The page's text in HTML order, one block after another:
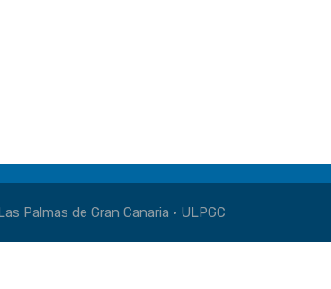
Palmas de Gran Canaria · ULPGC